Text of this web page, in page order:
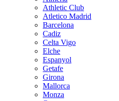
Athletic Club
Atletico Madrid
Barcelona
Cadiz
Celta Vigo
Elche
Espanyol
Getafe
Girona
Mallorca
Monza